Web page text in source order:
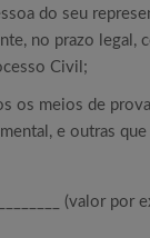
do seu
no prazo legal,
Civil;
os meios de
e outras
(valor por